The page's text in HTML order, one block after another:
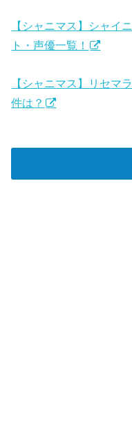
【シャニマス】シャイ
ト・声優一覧！
【シャニマス】リセマ
件は？